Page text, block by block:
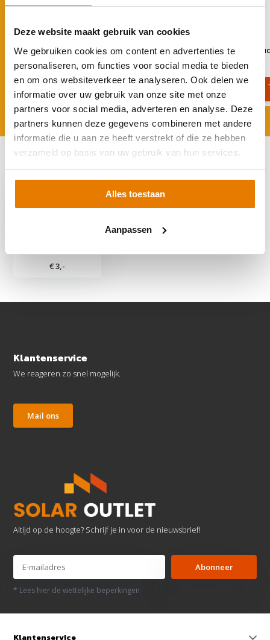
Deze website maakt gebruik van cookies
We gebruiken cookies om content en advertenties te
personaliseren, om functies voor social media te bieden
en om ons websiteverkeer te analyseren. Ook delen we
informatie over uw gebruik van onze site met onze
partners voor social media, adverteren en analyse. Deze
partners kunnen deze gegevens combineren met andere
informatie die u aan ze heeft verstrekt of die ze hebben
verzameld op basis van uw gebruik van hun services.
Alles toestaan
Aanpassen
Tibber Pulse | Loadbalance voor
€ 89,- € 74,95
Zaptec Chill
€ 25,-
Recent bekeken
€ 3,-
Klantenservice
We reageren zo snel mogelijk.
Mail ons
Altijd op de hoogte? Schrijf je in voor de nieuwsbrief!
Abonneer
* Lees hier de wettelijke beperkingen
Klantenservice